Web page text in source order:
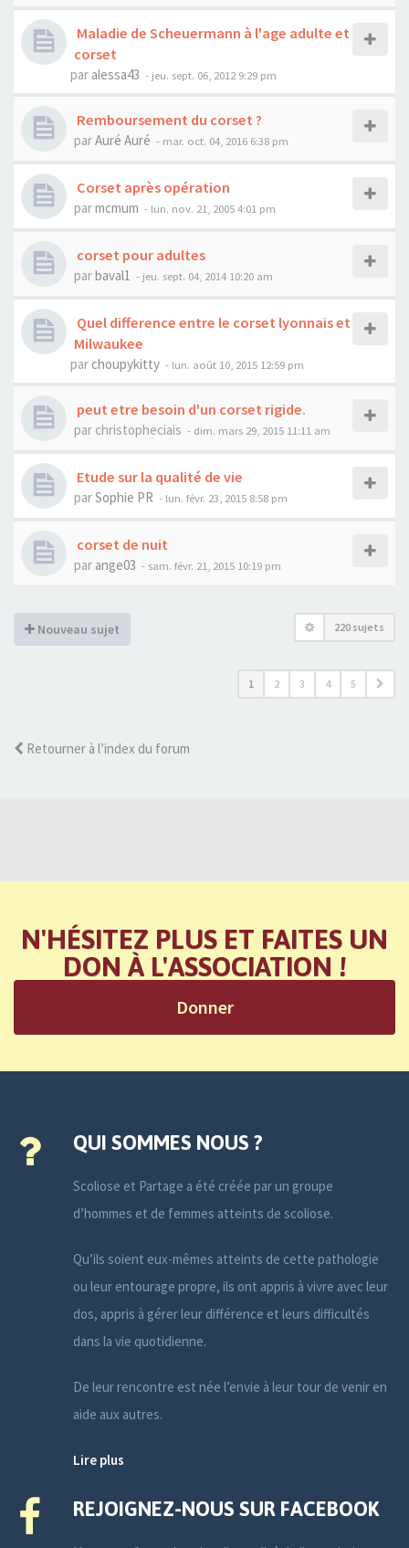
Maladie de Scheuermann à l'age adulte et
corset
par alessa43 - jeu. sept. 06, 2012 9:29 pm
Remboursement du corset ?
parAuré Auré - mar. oct. 04, 2016 6:38 pm
Corset après opération
parmcmum - lun. nov. 21, 2005 4:01 pm
corset pour adultes
parbaval1 - jeu. sept. 04, 2014 10:20 am
Quel difference entre le corset lyonnais et
Milwaukee
par choupykitty - lun. août 10, 2015 12:59 pm
peut etre besoin d'un corset rigide.
par christopheciais - dim. mars 29, 2015 11:11 am
Etude sur la qualité de vie
parSophie PR - lun. févr. 23, 2015 8:58 pm
corset de nuit
par ange03 - sam. févr. 21, 2015 10:19 pm
Nouveau sujet 220 sujets
1 2 3 4 5
Retourner à l’index du forum
N'HÉSITEZ PLUS ET FAITES UN
DON À L'ASSOCIATION !
Donner
QUI SOMMES NOUS ?
Scoliose et Partage a été créée par un groupe
d’hommes et de femmes atteints de scoliose.
Qu’ils soient eux-mêmes atteints de cette pathologie
ou leur entourage propre, ils ont appris à vivre avec leur
dos, appris à gérer leur différence et leurs difficultés
dans la vie quotidienne.
De leur rencontre est née l’envie à leur tour de venir en
aide aux autres.
Lire plus
REJOIGNEZ-NOUS SUR FACEBOOK